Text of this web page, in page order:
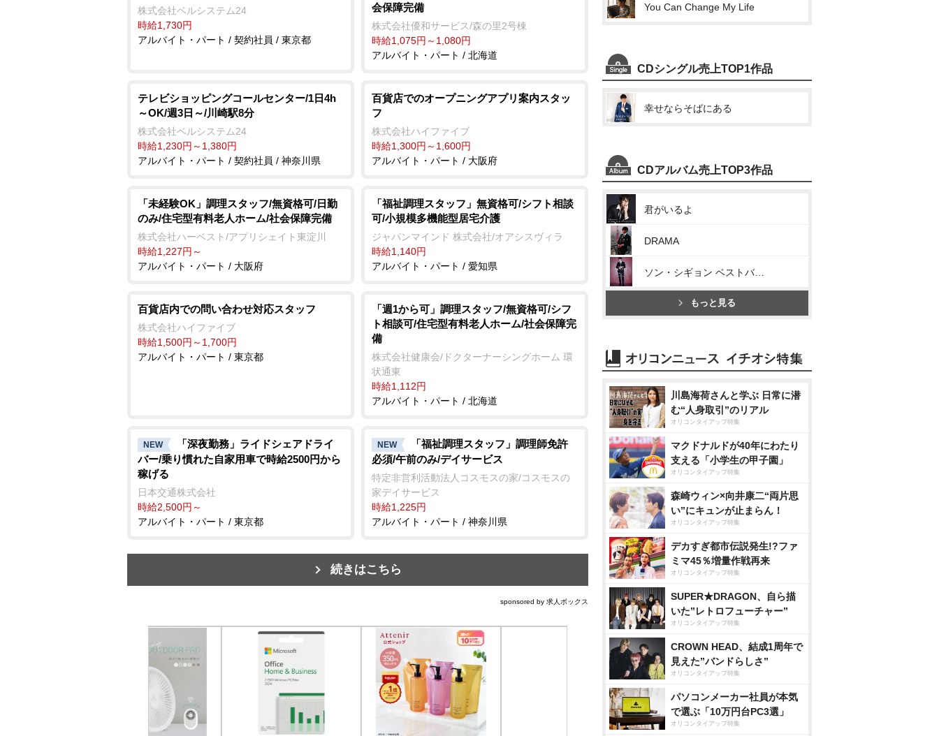
株式会社ベルシステム24
時給1,730円
アルバイト・パート / 契約社員 / 東京都
会保障完備
株式会社優和サービス/森の里2号棟
時給1,075円～1,080円
アルバイト・パート / 北海道
テレビショッピングコールセンター/1日4h
～OK/週3日～/川崎駅8分
株式会社ベルシステム24
時給1,230円～1,380円
アルバイト・パート / 契約社員 / 神奈川県
百貨店でのオープニングアプリ案内スタッ
フ
株式会社ハイファイブ
時給1,300円～1,600円
アルバイト・パート / 大阪府
「未経験OK」調理スタッフ/無資格可/日勤
のみ/住宅型有料老人ホーム/社会保障完備
株式会社ハーベスト/アプリシェイト東淀川
時給1,227円～
アルバイト・パート / 大阪府
「福祉調理スタッフ」無資格可/シフト相談
可/小規模多機能型居宅介護
ジャパンマインド 株式会社/オアシスヴィラ
時給1,140円
アルバイト・パート / 愛知県
百貨店内での問い合わせ対応スタッフ
株式会社ハイファイブ
時給1,500円～1,700円
アルバイト・パート / 東京都
「週1から可」調理スタッフ/無資格可/シフ
ト相談可/住宅型有料老人ホーム/社会保障完
備
株式会社健康会/ドクターナーシングホーム 環
状通東
時給1,112円
アルバイト・パート / 北海道
NEW
「深夜勤務」ライドシェアドライ
バー/乗り慣れた自家用車で時給2500円から
稼げる
日本交通株式会社
時給2,500円～
アルバイト・パート / 東京都
NEW
「福祉調理スタッフ」調理師免許
必須/午前のみ/デイサービス
特定非営利活動法人コスモスの家/コスモスの
家デイサービス
時給1,225円
アルバイト・パート / 神奈川県
続きはこちら
sponsored by 求人ボックス
You Can Change My Life
CDシングル売上TOP1作品
幸せならそばにある
CDアルバム売上TOP3作品
君がいるよ
DRAMA
ソン・シギョン ベストバラード
もっと見る
川島海荷さんと学ぶ 日常に潜
む“人身取引”のリアル
オリコンタイアップ特集
マクドナルドが40年にわたり
支える「小学生の甲子園」
オリコンタイアップ特集
森崎ウィン×向井康二“両片思
い”にキュンが止まらん！
オリコンタイアップ特集
デカすぎ都市伝説発生!?ファ
ミマ45％増量作戦再来
オリコンタイアップ特集
SUPER★DRAGON、自ら描
いた”レトロフューチャー”
オリコンタイアップ特集
CROWN HEAD、結成1周年で
見えた”バンドらしさ”
オリコンタイアップ特集
パソコンメーカー社員が本気
で選ぶ「10万円台PC3選」
オリコンタイアップ特集